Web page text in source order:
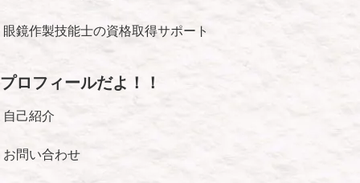
眼鏡作製技能士の資格取得サポート
プロフィールだよ！！
自己紹介
お問い合わせ